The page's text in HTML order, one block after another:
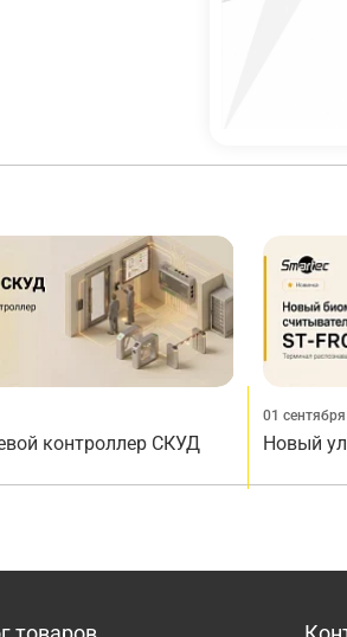
контроллер СКУД
01
Новый